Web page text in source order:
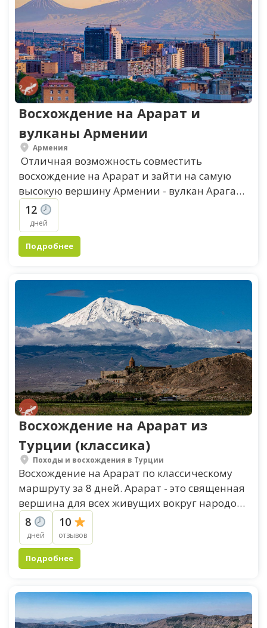
Восхождение на Арарат и
вулканы Армении
Армения
Отличная возможность совместить
восхождение на Арарат и зайти на самую
высокую вершину Армении - вулкан Арагац
4090 и древний вулкан Аждаак. Кроме того,
что это...
12
дней
Подробнее
Восхождение на Арарат из
Турции (классика)
Походы и восхождения в Турции
Восхождение на Арарат по классическому
маршруту за 8 дней. Арарат - это священная
вершина для всех живущих вокруг народов.
Несложный маршрут - часто рекомендуется
для...
8
дней
10
отзывов
Подробнее